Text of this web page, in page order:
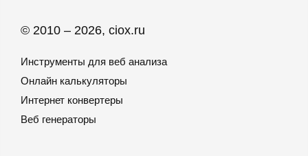
© 2010 – 2026, ciox.ru
Инструменты для веб анализа
Онлайн калькуляторы
Интернет конвертеры
Веб генераторы